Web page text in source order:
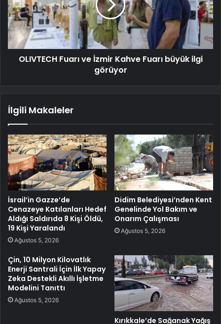
OLIVTECH Fuarı ve İzmir Kahve Fuarı büyük ilgi
görüyor
İlgili Makaleler
İsrail’in Gazze’de
Cenazeye Katılanları Hedef
Aldığı Saldırıda 8 Kişi Öldü,
19 Kişi Yaralandı
Ağustos 5, 2026
Didim Belediyesi’nden Kent
Genelinde Yol Bakım ve
Onarım Çalışması
Ağustos 5, 2026
Çin, 10 Milyon Kilovatlık
Enerji Santrali İçin İlk Yapay
Zeka Destekli Akıllı İşletme
Modelini Tanıttı
Ağustos 5, 2026
Kırıkkale’de Sağanak Yağış